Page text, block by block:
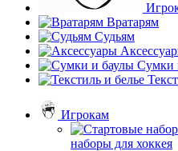
Вратарям
Судьям
Сумки
Игрокам
наборы для хоккея